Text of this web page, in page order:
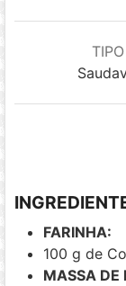
TIPO
FARINHA:
100 g de
MASSA DE